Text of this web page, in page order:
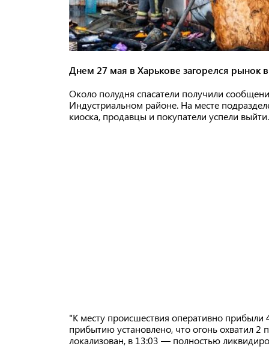
Днем 27 мая в Харькове загорелся рынок
Около полудня спасатели получили
Индустриальном районе. На месте
киоска, продавцы и покупатели успели выйти.
"К месту происшествия оперативно прибыли
прибытию установлено, что огонь охватил
локализован, в 13:03 — полностью